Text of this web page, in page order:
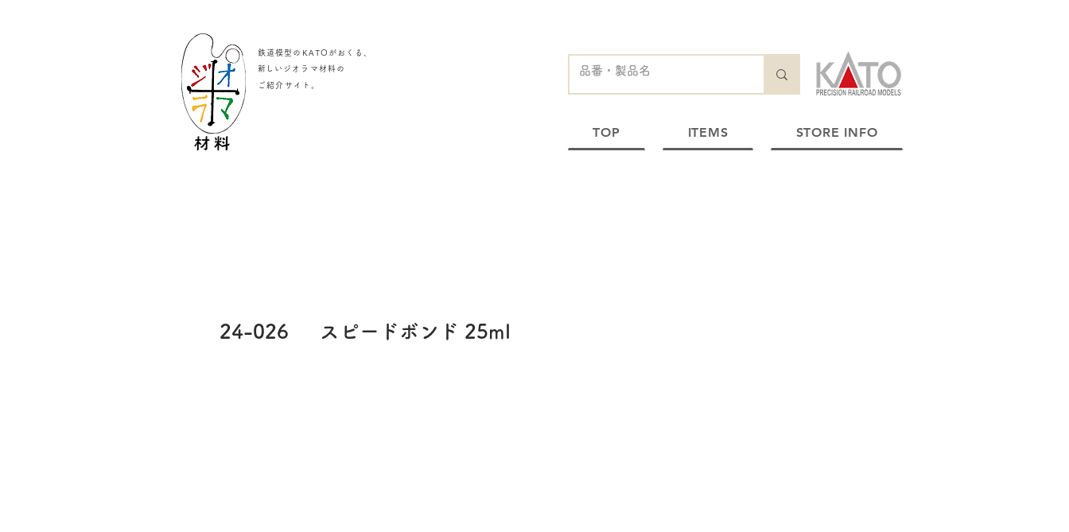
鉄道模型のKATOがおくる、
​新しいジオラマ材料の
ご紹介サイト
TOP ITEMS STORE INFO
24-026 スピードボンド 25ml